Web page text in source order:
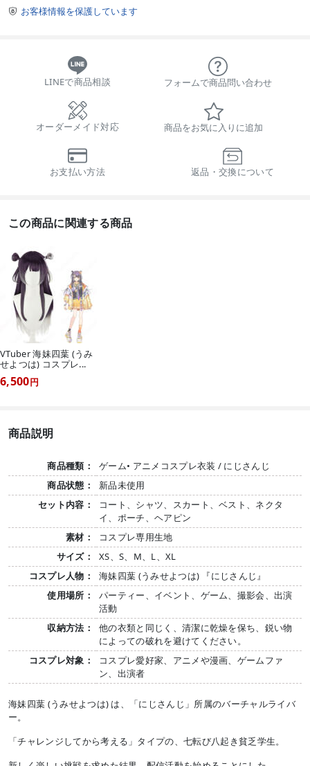
 お客様情報を保護しています
LINEで商品相談 フォームで商品問い合わせ
オーダーメイド対応 商品をお気に入りに追加
お支払い方法 返品・交換について
この商品に関連する商品
VTuber 海妹四葉 (うみ
せよつは) コスプレ...
6,500円
商品説明
商品種類：
ゲーム• アニメコスプレ衣装 / にじさんじ
商品状態：
新品未使用
セット内容：
コート、シャツ、スカート、ベスト、ネクタ
イ、ポーチ、ヘアピン
素材：
コスプレ専用生地
サイズ：
XS、S、M、L、XL
コスプレ人物：
海妹四葉 (うみせよつは) 『にじさんじ』
使用場所：
パーティー、イベント、ゲーム、撮影会、出演
活動
収納方法：
他の衣類と同じく、清潔に乾燥を保ち、鋭い物
によっての破れを避けてください。
コスプレ対象：
コスプレ愛好家、アニメや漫画、ゲームファ
ン、出演者
海妹四葉 (うみせよつは) は、「にじさんじ」所属のバーチャルライバ
ー。
「チャレンジしてから考える」タイプの、七転び八起き貧乏学生。